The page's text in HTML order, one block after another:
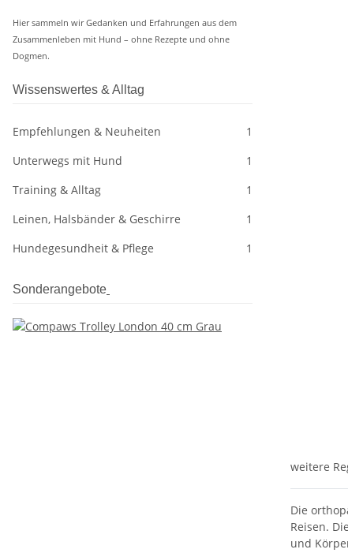
weitere
Die
Reisen.
und
Hier sammeln wir Gedanken und Erfahrungen aus dem
Zusammenleben mit Hund – ohne Rezepte und ohne
Dogmen.
Wissenswertes & Alltag
Empfehlungen & Neuheiten
1
Unterwegs mit Hund
1
Training & Alltag
1
Leinen, Halsbänder & Geschirre
1
Hundegesundheit & Pflege
1
Sonderangebote